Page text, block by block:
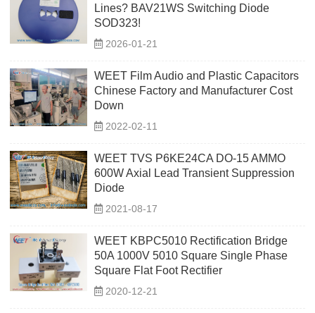
Lines? BAV21WS Switching Diode
SOD323!
2026-01-21
WEET Film Audio and Plastic Capacitors
Chinese Factory and Manufacturer Cost
Down
2022-02-11
WEET TVS P6KE24CA DO-15 AMMO
600W Axial Lead Transient Suppression
Diode
2021-08-17
WEET KBPC5010 Rectification Bridge
50A 1000V 5010 Square Single Phase
Square Flat Foot Rectifier
2020-12-21